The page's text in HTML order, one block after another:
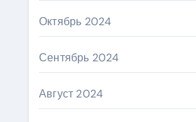
Октябрь 2024
Сентябрь 2024
Август 2024